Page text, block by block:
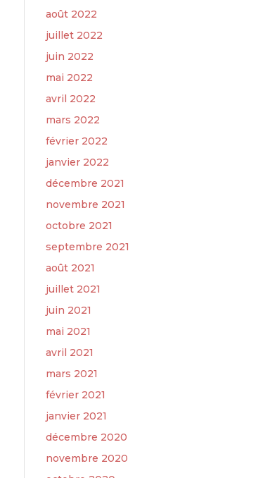
août 2022
juillet 2022
juin 2022
mai 2022
avril 2022
mars 2022
février 2022
janvier 2022
décembre 2021
novembre 2021
octobre 2021
septembre 2021
août 2021
juillet 2021
juin 2021
mai 2021
avril 2021
mars 2021
février 2021
janvier 2021
décembre 2020
novembre 2020